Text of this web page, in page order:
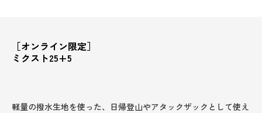
［オンライン限定］
ミクスト25+5
軽量の撥水生地を使った、日帰登山やアタックザックとして使え